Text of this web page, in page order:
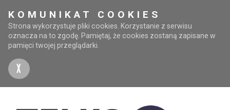
KOMUNIKAT COOKIES
Strona wykorzystuje pliki cookies. Korzystanie z serwisu
oznacza na to zgodę. Pamiętaj, że cookies zostaną zapisane w
pamięci twojej przeglądarki.
X